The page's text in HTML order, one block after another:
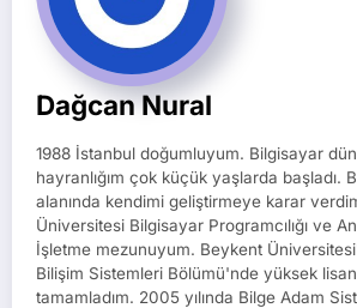
Dağcan Nural
1988 İstanbul doğumluyum. Bilgisayar
hayranlığım çok küçük yaşlarda başladı.
alanında kendimi geliştirmeye karar
Üniversitesi Bilgisayar Programcılığı ve
İşletme mezunuyum. Beykent
Bilişim Sistemleri Bölümü'nde yüksek
tamamladım. 2005 yılında Bilge Adam